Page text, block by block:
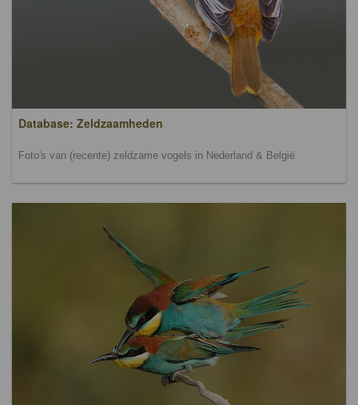
Database: Zeldzaamheden
Foto's van (recente) zeldzame vogels in Nederland & België